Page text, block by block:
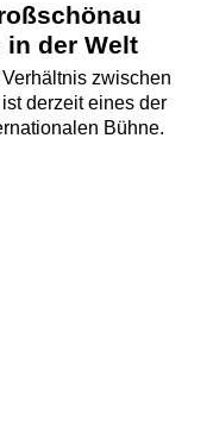
der Welt
zwischen
derzeit eines der
Bühne.